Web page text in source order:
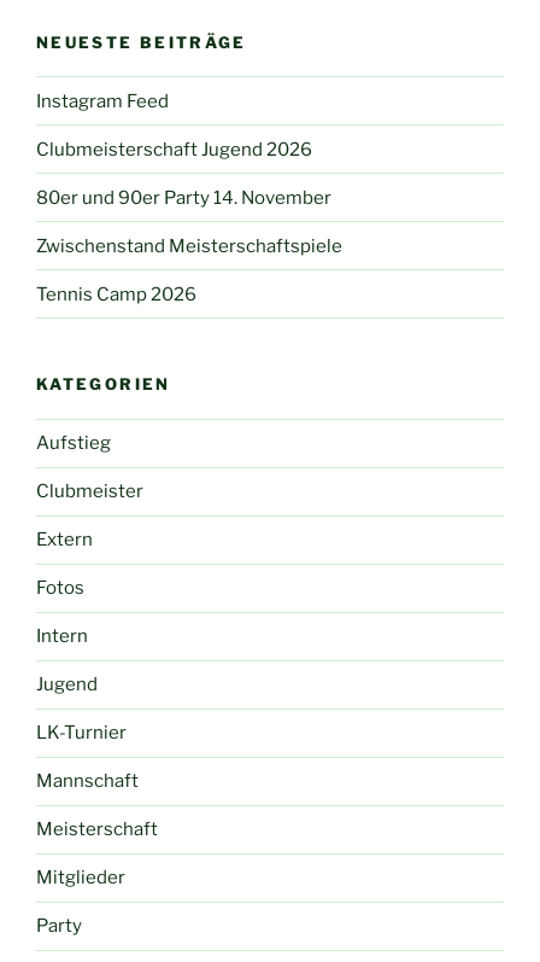
NEUESTE BEITRÄGE
Instagram Feed
Clubmeisterschaft Jugend 2026
80er und 90er Party 14. November
Zwischenstand Meisterschaftspiele
Tennis Camp 2026
KATEGORIEN
Aufstieg
Clubmeister
Extern
Fotos
Intern
Jugend
LK-Turnier
Mannschaft
Meisterschaft
Mitglieder
Party